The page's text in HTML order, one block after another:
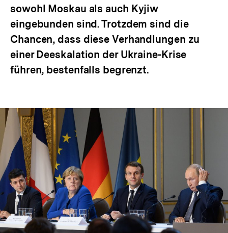
sowohl Moskau als auch Kyjiw
eingebunden sind. Trotzdem sind die
Chancen, dass diese Verhandlungen zu
einer Deeskalation der Ukraine-Krise
führen, bestenfalls begrenzt.